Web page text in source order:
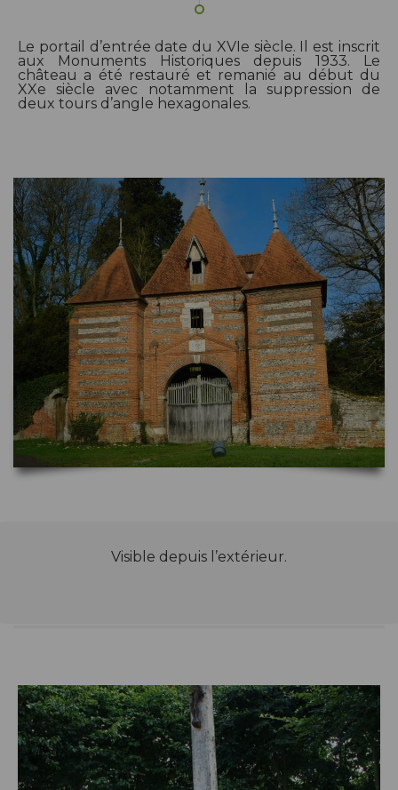
Le portail d’entrée date du XVIe siècle. Il est inscrit
aux Monuments Historiques depuis 1933. Le
château a été restauré et remanié au début du
XXe siècle avec notamment la suppression de
deux tours d’angle hexagonales.
Visible depuis l’extérieur.